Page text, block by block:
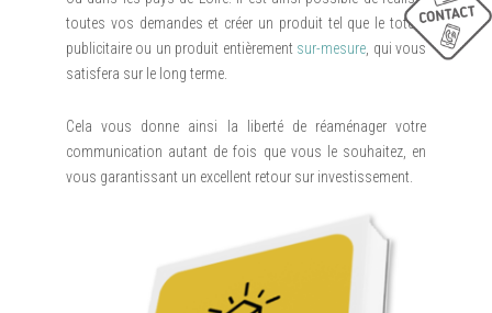
toutes vos demandes et créer un produit tel que le totem
publicitaire ou un produit entièrement sur-mesure , qui vous
satisfera sur le long terme.
Cela vous donne ainsi la liberté de réaménager votre
communication autant de fois que vous le souhaitez, en
vous garantissant un excellent retour sur investissement.